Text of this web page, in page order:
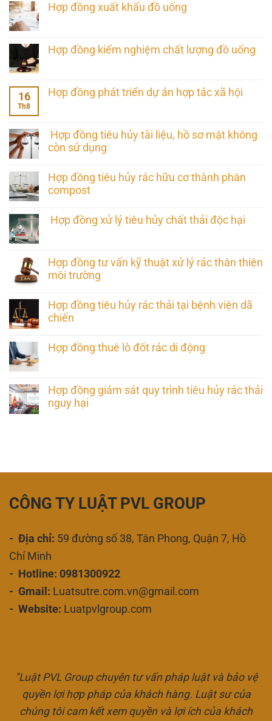
Hợp đồng xuất khẩu đồ uống
Hợp đồng kiểm nghiệm chất lượng đồ uống
16
Th8
Hợp đồng phát triển dự án hợp tác xã hội
Hợp đồng tiêu hủy tài liệu, hồ sơ mật không
còn sử dụng
Hợp đồng tiêu hủy rác hữu cơ thành phân
compost
Hợp đồng xử lý tiêu hủy chất thải độc hại
Hợp đồng tư vấn kỹ thuật xử lý rác thân thiện
môi trường
Hợp đồng tiêu hủy rác thải tại bệnh viện dã
chiến
Hợp đồng thuê lò đốt rác di động
Hợp đồng giám sát quy trình tiêu hủy rác thải
nguy hại
CÔNG TY LUẬT PVL GROUP
- Địa chỉ: 59 đường số 38, Tân Phong, Quận 7, Hồ
Chí Minh
- Hotline: 0981300922
- Gmail: Luatsutre.com.vn@gmail.com
- Website: Luatpvlgroup.com
"Luật PVL Group chuyên tư vấn pháp luật và bảo vệ
quyền lợi hợp pháp của khách hàng. Luật sư của
chúng tôi cam kết xem quyền và lợi ích của khách